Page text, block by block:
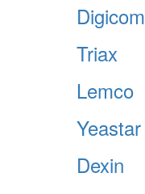
Digicom
Triax
Lemco
Yeastar
Dexin